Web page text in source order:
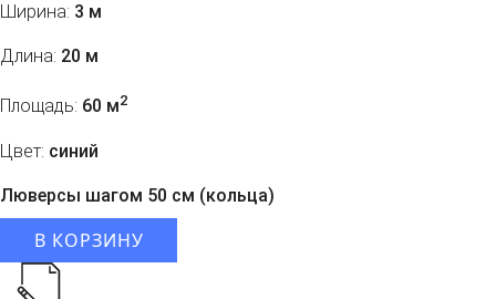
Ширина: 3 м
Длина: 20 м
Площадь: 60 м2
Цвет: синий
Люверсы шагом 50 см (кольца)
В КОРЗИНУ